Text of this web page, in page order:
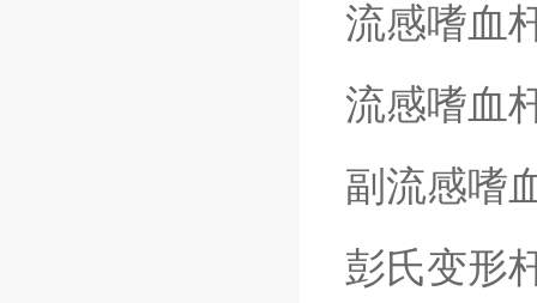
流感嗜血
流感嗜血
副流感嗜
彭氏变形